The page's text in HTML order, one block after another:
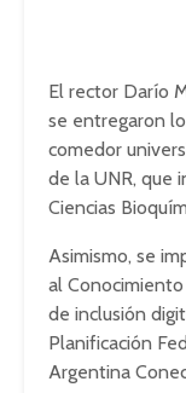
El rector Darío
se entregaron
comedor
de la UNR, que
Ciencias
Asimismo, se
al
de inclusión
Planificación
Argentina